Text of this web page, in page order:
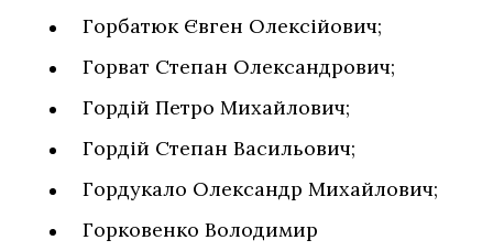
Горбатюк Євген Олексійович;
Горват Степан Олександрович;
Гордій Петро Михайлович;
Гордій Степан Васильович;
Гордукало Олександр Михайлович;
Горковенко Володимир